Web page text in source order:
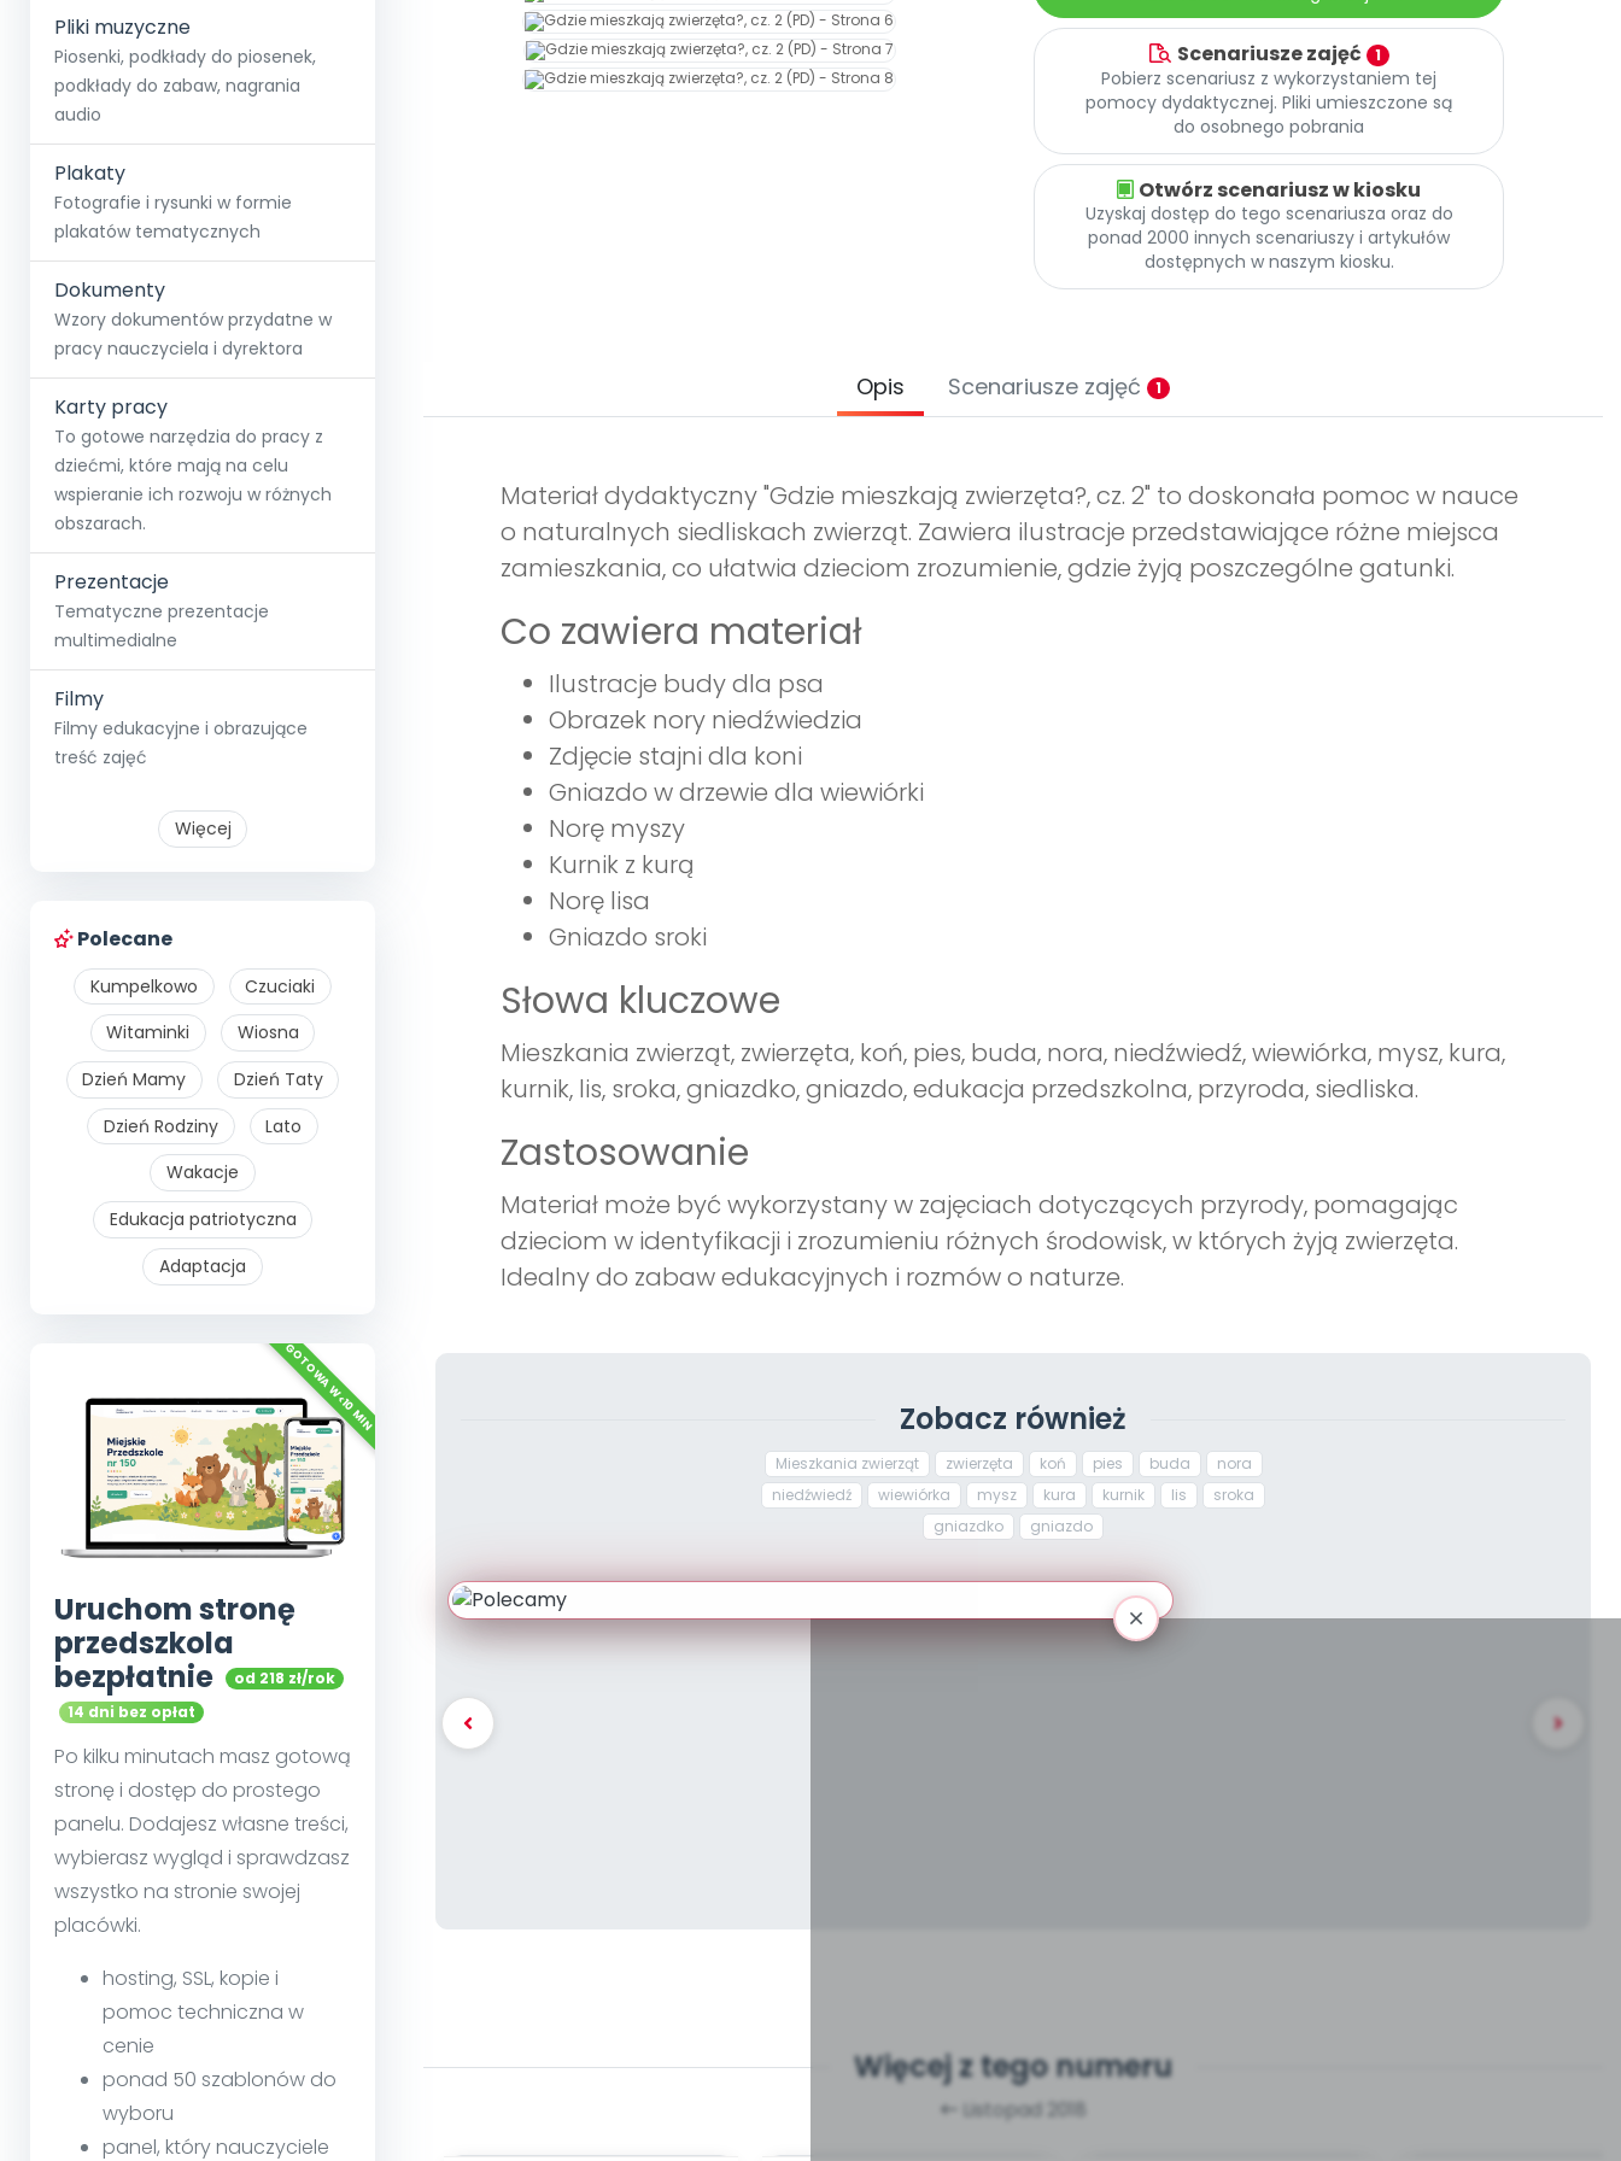
Pliki muzyczne
Piosenki, podkłady do piosenek,
podkłady do zabaw, nagrania
audio
Plakaty
Fotografie i rysunki w formie
plakatów tematycznych
Dokumenty
Wzory dokumentów przydatne w
pracy nauczyciela i dyrektora
Karty pracy
To gotowe narzędzia do pracy z
dziećmi, które mają na celu
wspieranie ich rozwoju w różnych
obszarach.
Prezentacje
Tematyczne prezentacje
multimedialne
Filmy
Filmy edukacyjne i obrazujące
treść zajęć
Więcej
Polecane
Kumpelkowo
Czuciaki
Witaminki
Wiosna
Dzień Mamy
Dzień Taty
Dzień Rodziny
Lato
Wakacje
Edukacja patriotyczna
Adaptacja
Uruchom stronę
przedszkola
bezpłatnie
od 218 zł/rok
14 dni bez opłat
Po kilku minutach masz gotową
stronę i dostęp do prostego
panelu. Dodajesz własne treści,
wybierasz wygląd i sprawdzasz
wszystko na stronie swojej
placówki.
hosting, SSL, kopie i
pomoc techniczna w
cenie
ponad 50 szablonów do
wyboru
panel, który nauczyciele
Scenariusze zajęć 1
Pobierz scenariusz z wykorzystaniem tej
pomocy dydaktycznej. Pliki umieszczone są
do osobnego pobrania
Otwórz scenariusz w kiosku
Uzyskaj dostęp do tego scenariusza oraz do
ponad 2000 innych scenariuszy i artykułów
dostępnych w naszym kiosku.
Opis Scenariusze zajęć 1
Materiał dydaktyczny "Gdzie mieszkają zwierzęta?, cz. 2" to doskonała pomoc w nauce
o naturalnych siedliskach zwierząt. Zawiera ilustracje przedstawiające różne miejsca
zamieszkania, co ułatwia dzieciom zrozumienie, gdzie żyją poszczególne gatunki.
Co zawiera materiał
Ilustracje budy dla psa
Obrazek nory niedźwiedzia
Zdjęcie stajni dla koni
Gniazdo w drzewie dla wiewiórki
Norę myszy
Kurnik z kurą
Norę lisa
Gniazdo sroki
Słowa kluczowe
Mieszkania zwierząt, zwierzęta, koń, pies, buda, nora, niedźwiedź, wiewiórka, mysz, kura,
kurnik, lis, sroka, gniazdko, gniazdo, edukacja przedszkolna, przyroda, siedliska.
Zastosowanie
Materiał może być wykorzystany w zajęciach dotyczących przyrody, pomagając
dzieciom w identyfikacji i zrozumieniu różnych środowisk, w których żyją zwierzęta.
Idealny do zabaw edukacyjnych i rozmów o naturze.
Zobacz również
Mieszkania zwierząt zwierzęta koń pies buda
nora
niedźwiedź
wiewiórka mysz kura kurnik lis
sroka
gniazdko
gniazdo
Więcej z tego numeru
Listopad 2018